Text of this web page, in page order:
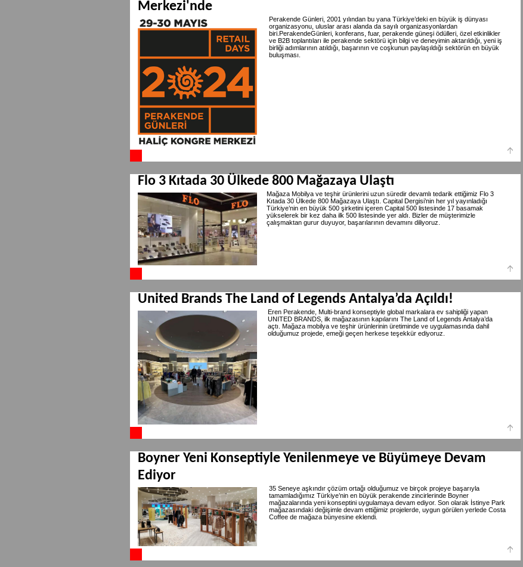
Merkezi'nde
Perakende Günleri, 2001 yılından bu yana Türkiye’deki en büyük iş dünyası
organizasyonu, uluslar arası alanda da sayılı organizasyonlardan
biri.PerakendeGünleri, konferans, fuar, perakende güneşi ödülleri, özel etkinlikler
ve B2B toplantıları ile perakende sektörü için bilgi ve deneyimin aktarıldığı, yeni iş
birliği adımlarının atıldığı, başarının ve coşkunun paylaşıldığı sektörün en büyük
buluşması.
Flo 3 Kıtada 30 Ülkede 800 Mağazaya Ulaştı
Mağaza Mobilya ve teşhir ürünlerini uzun süredir devamlı tedarik ettiğimiz Flo 3
Kıtada 30 Ülkede 800 Mağazaya Ulaştı. Capital Dergisi’nin her yıl yayınladığı
Türkiye’nin en büyük 500 şirketini içeren Capital 500 listesinde 17 basamak
yükselerek bir kez daha ilk 500 listesinde yer aldı. Bizler de müşterimizle
çalışmaktan gurur duyuyor, başarılarının devamını diliyoruz.
United Brands The Land of Legends Antalya’da Açıldı!
Eren Perakende, Multi-brand konseptiyle global markalara ev sahipliği yapan
UNITED BRANDS, ilk mağazasının kapılarını The Land of Legends Antalya’da
açtı. Mağaza mobilya ve teşhir ürünlerinin üretiminde ve uygulamasında dahil
olduğumuz projede, emeği geçen herkese teşekkür ediyoruz.
Boyner Yeni Konseptiyle Yenilenmeye ve Büyümeye Devam
Ediyor
35 Seneye aşkındır çözüm ortağı olduğumuz ve birçok projeye başarıyla
tamamladığımız Türkiye’nin en büyük perakende zincirlerinde Boyner
mağazalarında yeni konseptini uygulamaya devam ediyor. Son olarak İstinye Park
mağazasındaki değişimle devam ettiğimiz projelerde, uygun görülen yerlede Costa
Coffee de mağaza bünyesine eklendi.